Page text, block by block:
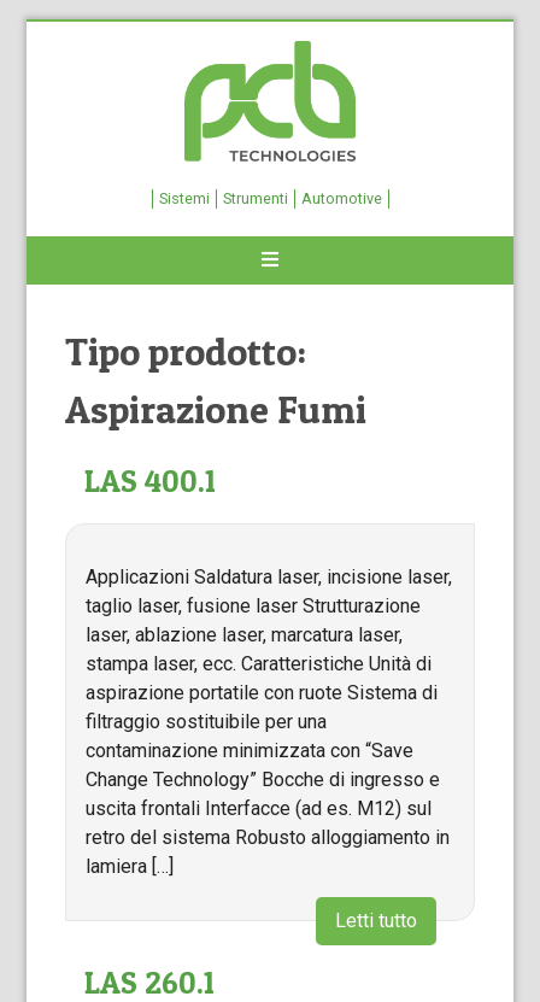
Sistemi Strumenti Automotive
Tipo prodotto:
Aspirazione Fumi
LAS 400.1
Applicazioni Saldatura laser, incisione laser,
taglio laser, fusione laser Strutturazione
laser, ablazione laser, marcatura laser,
stampa laser, ecc. Caratteristiche Unità di
aspirazione portatile con ruote Sistema di
filtraggio sostituibile per una
contaminazione minimizzata con “Save
Change Technology” Bocche di ingresso e
uscita frontali Interfacce (ad es. M12) sul
retro del sistema Robusto alloggiamento in
lamiera […]
Letti tutto
LAS 260.1